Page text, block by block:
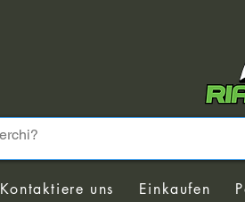
Kontaktiere uns Einkaufen